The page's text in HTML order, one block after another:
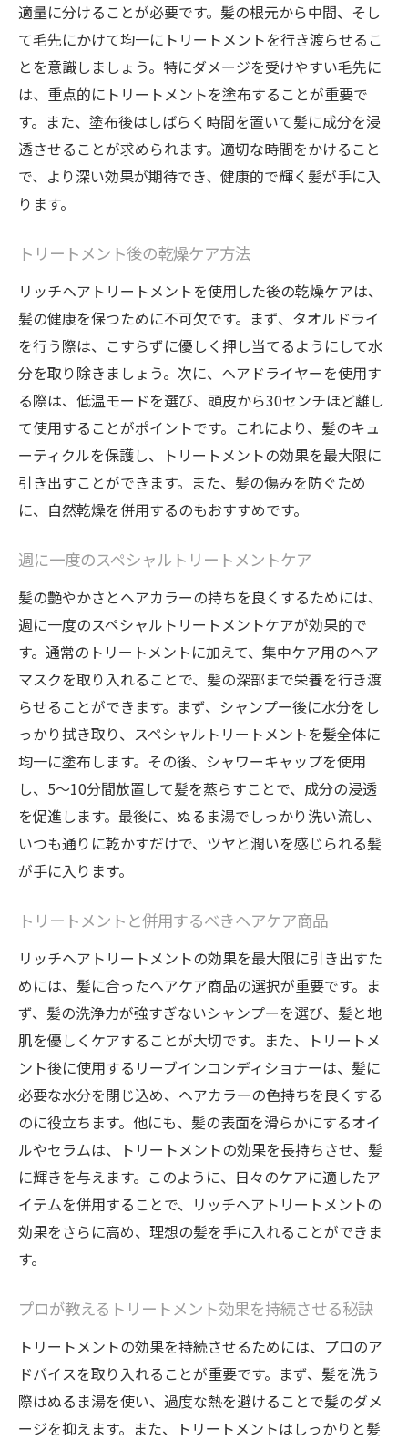
適量に分けることが必要です。髪の根元から中間、そし
て毛先にかけて均一にトリートメントを行き渡らせるこ
とを意識しましょう。特にダメージを受けやすい毛先に
は、重点的にトリートメントを塗布することが重要で
す。また、塗布後はしばらく時間を置いて髪に成分を浸
透させることが求められます。適切な時間をかけること
で、より深い効果が期待でき、健康的で輝く髪が手に入
ります。
トリートメント後の乾燥ケア方法
リッチヘアトリートメントを使用した後の乾燥ケアは、
髪の健康を保つために不可欠です。まず、タオルドライ
を行う際は、こすらずに優しく押し当てるようにして水
分を取り除きましょう。次に、ヘアドライヤーを使用す
る際は、低温モードを選び、頭皮から30センチほど離し
て使用することがポイントです。これにより、髪のキュ
ーティクルを保護し、トリートメントの効果を最大限に
引き出すことができます。また、髪の傷みを防ぐため
に、自然乾燥を併用するのもおすすめです。
週に一度のスペシャルトリートメントケア
髪の艶やかさとヘアカラーの持ちを良くするためには、
週に一度のスペシャルトリートメントケアが効果的で
す。通常のトリートメントに加えて、集中ケア用のヘア
マスクを取り入れることで、髪の深部まで栄養を行き渡
らせることができます。まず、シャンプー後に水分をし
っかり拭き取り、スペシャルトリートメントを髪全体に
均一に塗布します。その後、シャワーキャップを使用
し、5〜10分間放置して髪を蒸らすことで、成分の浸透
を促進します。最後に、ぬるま湯でしっかり洗い流し、
いつも通りに乾かすだけで、ツヤと潤いを感じられる髪
が手に入ります。
トリートメントと併用するべきヘアケア商品
リッチヘアトリートメントの効果を最大限に引き出すた
めには、髪に合ったヘアケア商品の選択が重要です。ま
ず、髪の洗浄力が強すぎないシャンプーを選び、髪と地
肌を優しくケアすることが大切です。また、トリートメ
ント後に使用するリーブインコンディショナーは、髪に
必要な水分を閉じ込め、ヘアカラーの色持ちを良くする
のに役立ちます。他にも、髪の表面を滑らかにするオイ
ルやセラムは、トリートメントの効果を長持ちさせ、髪
に輝きを与えます。このように、日々のケアに適したア
イテムを併用することで、リッチヘアトリートメントの
効果をさらに高め、理想の髪を手に入れることができま
す。
プロが教えるトリートメント効果を持続させる秘訣
トリートメントの効果を持続させるためには、プロのア
ドバイスを取り入れることが重要です。まず、髪を洗う
際はぬるま湯を使い、過度な熱を避けることで髪のダメ
ージを抑えます。また、トリートメントはしっかりと髪